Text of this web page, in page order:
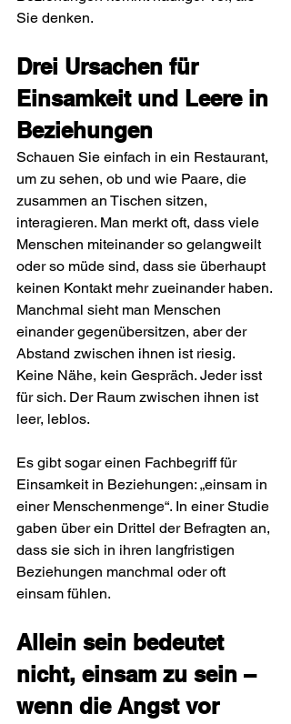
Sie denken.
Drei Ursachen für
Einsamkeit und Leere in
Beziehungen
Schauen Sie einfach in ein Restaurant,
um zu sehen, ob und wie Paare, die
zusammen an Tischen sitzen,
interagieren. Man merkt oft, dass viele
Menschen miteinander so gelangweilt
oder so müde sind, dass sie überhaupt
keinen Kontakt mehr zueinander haben.
Manchmal sieht man Menschen
einander gegenübersitzen, aber der
Abstand zwischen ihnen ist riesig.
Keine Nähe, kein Gespräch. Jeder isst
für sich. Der Raum zwischen ihnen ist
leer, leblos.
Es gibt sogar einen Fachbegriff für
Einsamkeit in Beziehungen: „einsam in
einer Menschenmenge“. In einer Studie
gaben über ein Drittel der Befragten an,
dass sie sich in ihren langfristigen
Beziehungen manchmal oder oft
einsam fühlen.
Allein sein bedeutet
nicht, einsam zu sein –
wenn die Angst vor